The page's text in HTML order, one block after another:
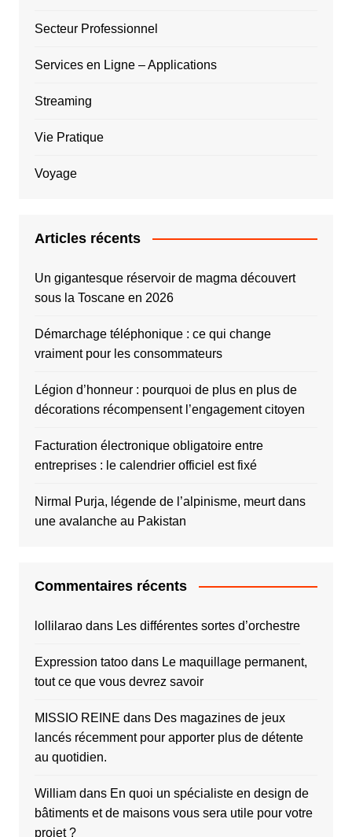
Secteur Professionnel
Services en Ligne – Applications
Streaming
Vie Pratique
Voyage
Articles récents
Un gigantesque réservoir de magma découvert
sous la Toscane en 2026
Démarchage téléphonique : ce qui change
vraiment pour les consommateurs
Légion d’honneur : pourquoi de plus en plus de
décorations récompensent l’engagement citoyen
Facturation électronique obligatoire entre
entreprises : le calendrier officiel est fixé
Nirmal Purja, légende de l’alpinisme, meurt dans
une avalanche au Pakistan
Commentaires récents
lollilaraodans Les différentes sortes d’orchestre
Expression tatoodans Le maquillage permanent,
tout ce que vous devrez savoir
MISSIO REINE dans Des magazines de jeux
lancés récemment pour apporter plus de détente
au quotidien.
Williamdans En quoi un spécialiste en design de
bâtiments et de maisons vous sera utile pour votre
projet ?